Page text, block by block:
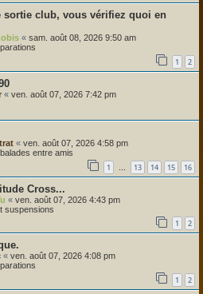
sortie club, vous vérifiez quoi en
« sam. août 08, 2026 9:50 am
1 2
« ven. août 07, 2026 7:42 pm
« ven. août 07, 2026 4:58 pm
entre amis
1 … 13 14 15 16
Cross...
« ven. août 07, 2026 4:43 pm
suspensions
1 2
« ven. août 07, 2026 4:08 pm
1 2